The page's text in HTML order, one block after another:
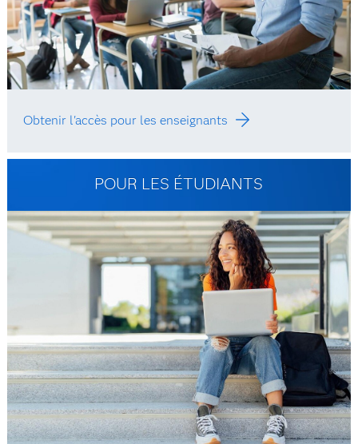
Obtenir l'accès pour les enseignants
POUR LES ÉTUDIANTS